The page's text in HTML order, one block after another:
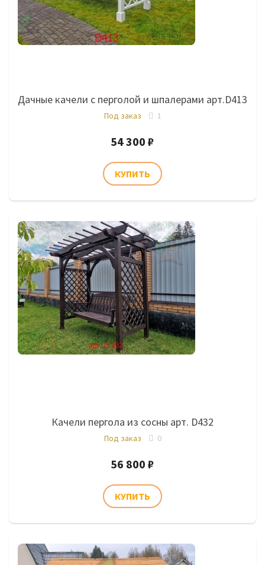
Дачные качели с перголой и шпалерами арт.D413
Под заказ 1
54 300 ₽
Качели пергола из сосны арт. D432
Под заказ 0
56 800 ₽